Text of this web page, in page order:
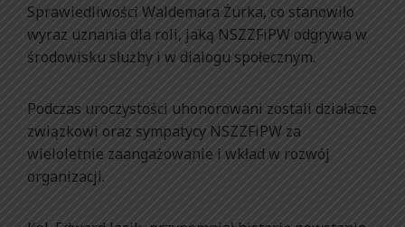
Sprawiedliwości Waldemara Żurka, co stanowiło
wyraz uznania dla roli, jaką NSZZFiPW odgrywa w
środowisku służby i w dialogu społecznym.
Podczas uroczystości uhonorowani zostali działacze
związkowi oraz sympatycy NSZZFiPW za
wieloletnie zaangażowanie i wkład w rozwój
organizacji.